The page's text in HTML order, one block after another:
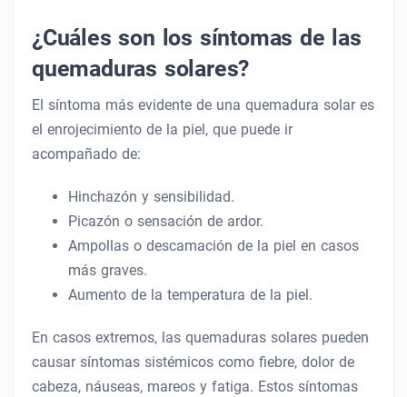
¿Cuáles son los síntomas de las
quemaduras solares?
El síntoma más evidente de una quemadura solar es
el enrojecimiento de la piel, que puede ir
acompañado de:
Hinchazón y sensibilidad.
Picazón o sensación de ardor.
Ampollas o descamación de la piel en casos
más graves.
Aumento de la temperatura de la piel.
En casos extremos, las quemaduras solares pueden
causar síntomas sistémicos como fiebre, dolor de
cabeza, náuseas, mareos y fatiga. Estos síntomas